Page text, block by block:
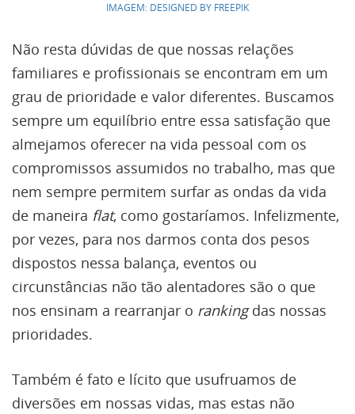
IMAGEM: DESIGNED BY FREEPIK
Não resta dúvidas de que nossas relações
familiares e profissionais se encontram em um
grau de prioridade e valor diferentes. Buscamos
sempre um equilíbrio entre essa satisfação que
almejamos oferecer na vida pessoal com os
compromissos assumidos no trabalho, mas que
nem sempre permitem surfar as ondas da vida
de maneira flat, como gostaríamos. Infelizmente,
por vezes, para nos darmos conta dos pesos
dispostos nessa balança, eventos ou
circunstâncias não tão alentadores são o que
nos ensinam a rearranjar o rankingdas nossas
prioridades.
Também é fato e lícito que usufruamos de
diversões em nossas vidas, mas estas não